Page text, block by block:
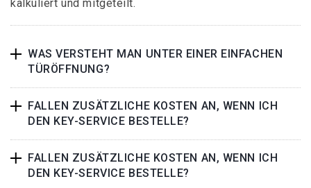
kalkuliert und mitgeteilt.
WAS VERSTEHT MAN UNTER EINER EINFACHEN
TÜRÖFFNUNG?
FALLEN ZUSÄTZLICHE KOSTEN AN, WENN ICH
DEN KEY-SERVICE BESTELLE?
FALLEN ZUSÄTZLICHE KOSTEN AN, WENN ICH
DEN KEY-SERVICE BESTELLE?